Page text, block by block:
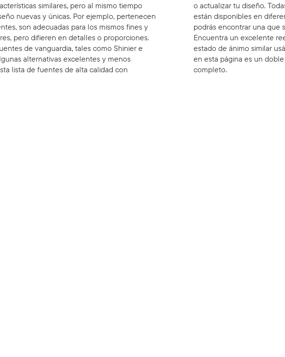
similares, pero al mismo tiempo
nuevas y únicas. Por ejemplo, pertenecen
son adecuadas para los mismos fines y
pero difieren en detalles o proporciones.
de vanguardia, tales como Shinier e
alternativas excelentes y menos
lista de fuentes de alta calidad con
o actualizar tu diseño.
están disponibles en
podrás encontrar una que
Encuentra un excelente
estado de ánimo similar
en esta página es un
completo.